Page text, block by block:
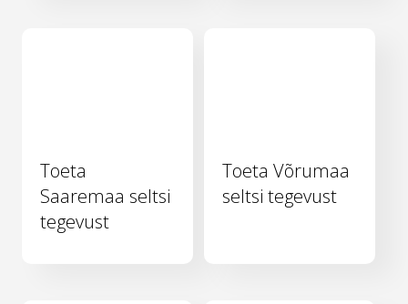
Toeta
Saaremaa seltsi
tegevust
Toeta Võrumaa
seltsi tegevust